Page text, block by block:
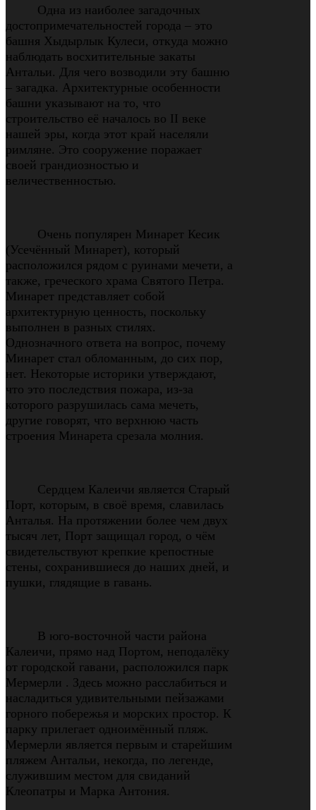
Одна из наиболее загадочных
достопримечательностей города – это
башня Хыдырлык Кулеси, откуда можно
наблюдать восхитительные закаты
Антальи. Для чего возводили эту башню
– загадка. Архитектурные особенности
башни указывают на то, что
строительство её началось во II веке
нашей эры, когда этот край населяли
римляне. Это сооружение поражает
своей грандиозностью и
величественностью.
Очень популярен Минарет Кесик
(Усечённый Минарет), который
расположился рядом с руинами мечети, а
также, греческого храма Святого Петра.
Минарет представляет собой
архитектурную ценность, поскольку
выполнен в разных стилях.
Однозначного ответа на вопрос, почему
Минарет стал обломанным, до сих пор,
нет. Некоторые историки утверждают,
что это последствия пожара, из-за
которого разрушилась сама мечеть,
другие говорят, что верхнюю часть
строения Минарета срезала молния.
Сердцем Калеичи является Старый
Порт, которым, в своё время, славилась
Анталья. На протяжении более чем двух
тысяч лет, Порт защищал город, о чём
свидетельствуют крепкие крепостные
стены, сохранившиеся до наших дней, и
пушки, глядящие в гавань.
В юго-восточной части района
Калеичи, прямо над Портом, неподалёку
от городской гавани, расположился парк
Мермерли . Здесь можно расслабиться и
насладиться удивительными пейзажами
горного побережья и морских простор. К
парку прилегает одноимённый пляж.
Мермерли является первым и старейшим
пляжем Антальи, некогда, по легенде,
служившим местом для свиданий
Клеопатры и Марка Антония.